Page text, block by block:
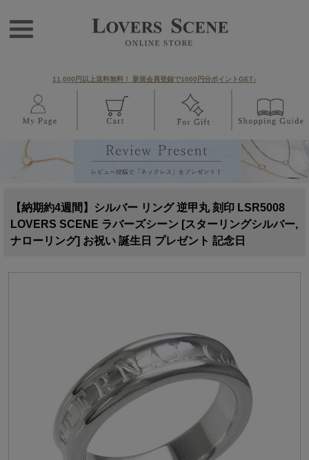
11,000円以上送料無料！ 新規会員登録で1000円分ポイントGET♪
【納期約4週間】シルバー リング 逆甲丸 刻印 LSR5008
LOVERS SCENE ラバーズシーン [スターリングシルバー,
ナローリング] お祝い 誕生日 プレゼント 記念日